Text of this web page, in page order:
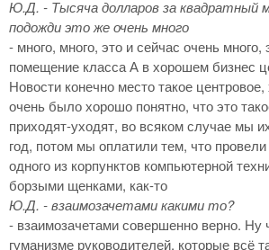
Ю.Д. - Тысяча долларов за квадратный
подожди это же очень много
- много, много, это и сейчас очень много,
помещение класса А в хорошем бизнес
Новости конечно место такое
очень было хорошо понятно, что это
приходят-уходят, во всяком случае мы
год, потом мы оплатили тем, что
одного из корпунктов компьютерной
борзыми щенками, как-то
Ю.Д. - взаимозачетами какими то?
- взаимозачетами совершенно верно. Ну
гуманизме руководителей, которые всё